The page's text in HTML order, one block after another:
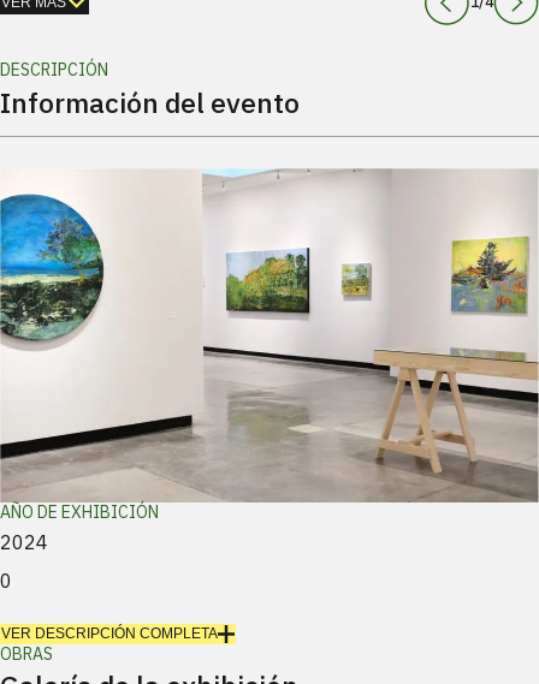
DESCRIPCIÓN
Información del evento
AÑO DE EXHIBICIÓN
2024
0
VER DESCRIPCIÓN COMPLETA
OBRAS